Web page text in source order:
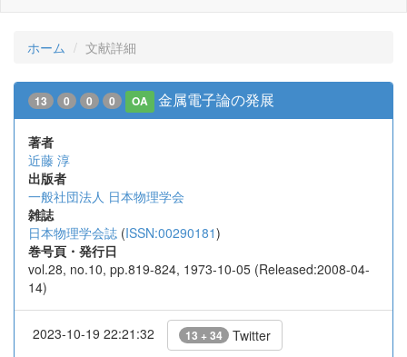
ホーム 文献詳細
13 0 0 0 OA 金属電子論の発展
著者
近藤 淳
出版者
一般社団法人 日本物理学会
雑誌
日本物理学会誌 (ISSN:00290181)
巻号頁・発行日
vol.28, no.10, pp.819-824, 1973-10-05 (Released:2008-04-
14)
2023-10-19 22:21:32 13 + 34 Twitter